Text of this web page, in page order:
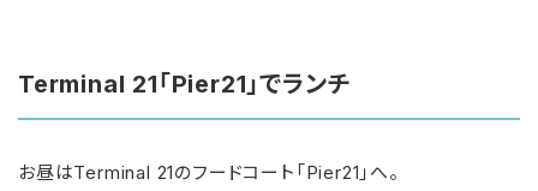
Terminal 21「Pier21」でランチ
お昼はTerminal 21のフードコート「Pier21」へ。